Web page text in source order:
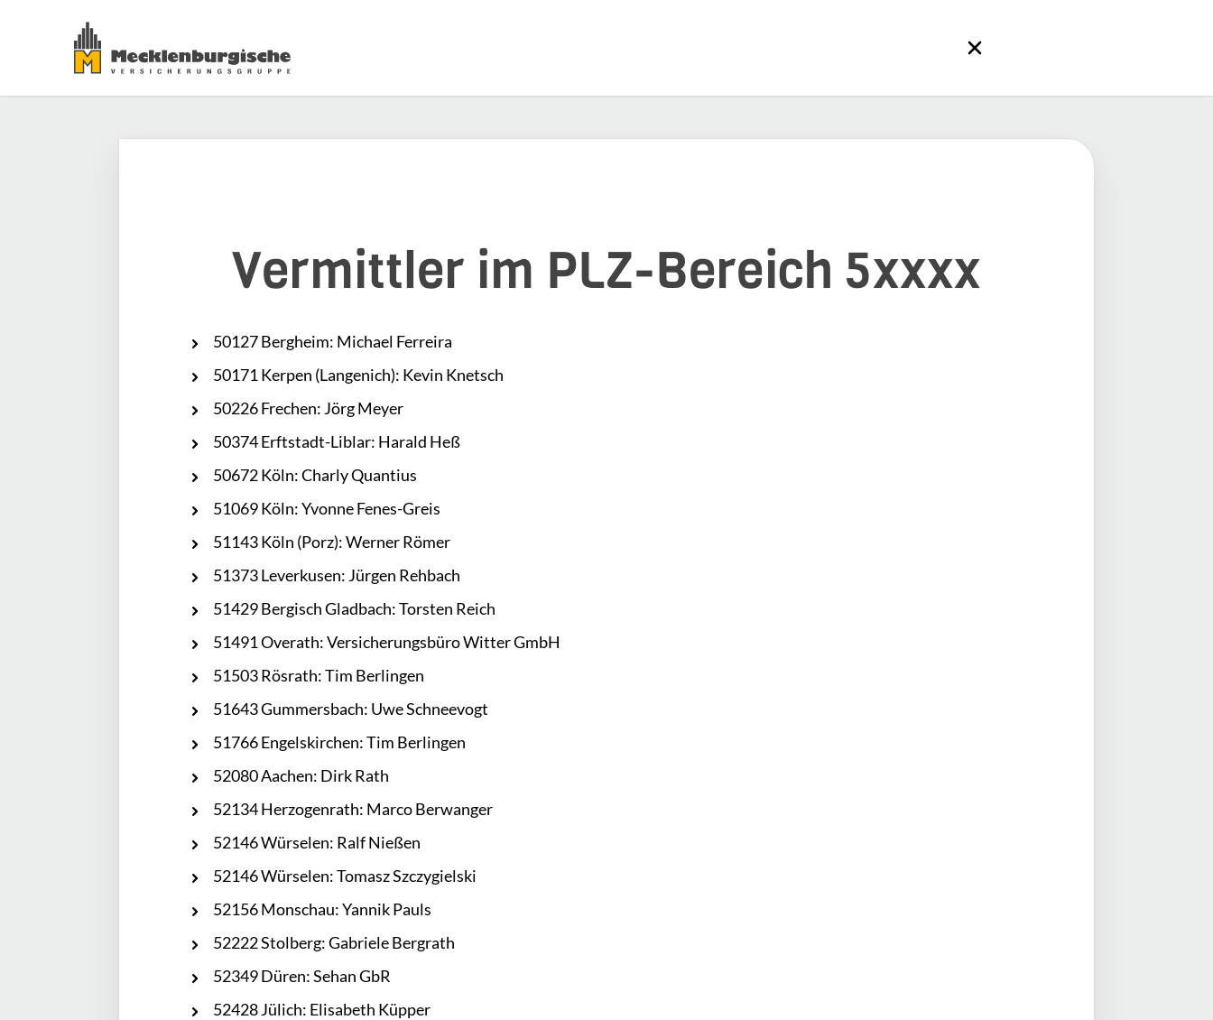
Vermittler im PLZ-Bereich 5xxxx
50127 Bergheim: Michael Ferreira
50171 Kerpen (Langenich): Kevin Knetsch
50226 Frechen: Jörg Meyer
50374 Erftstadt-Liblar: Harald Heß
50672 Köln: Charly Quantius
51069 Köln: Yvonne Fenes-Greis
51143 Köln (Porz): Werner Römer
51373 Leverkusen: Jürgen Rehbach
51429 Bergisch Gladbach: Torsten Reich
51491 Overath: Versicherungsbüro Witter GmbH
51503 Rösrath: Tim Berlingen
51643 Gummersbach: Uwe Schneevogt
51766 Engelskirchen: Tim Berlingen
52080 Aachen: Dirk Rath
52134 Herzogenrath: Marco Berwanger
52146 Würselen: Ralf Nießen
52146 Würselen: Tomasz Szczygielski
52156 Monschau: Yannik Pauls
52222 Stolberg: Gabriele Bergrath
52349 Düren: Sehan GbR
52428 Jülich: Elisabeth Küpper